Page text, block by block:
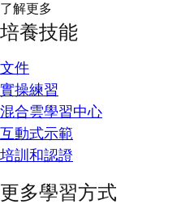
了解更多
培養技能
文件
實操練習
混合雲學習中心
互動式示範
培訓和認證
更多學習方式